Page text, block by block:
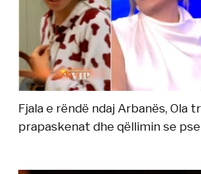
Fjala e rëndë ndaj Arbanës, Ola
prapaskenat dhe qëllimin se